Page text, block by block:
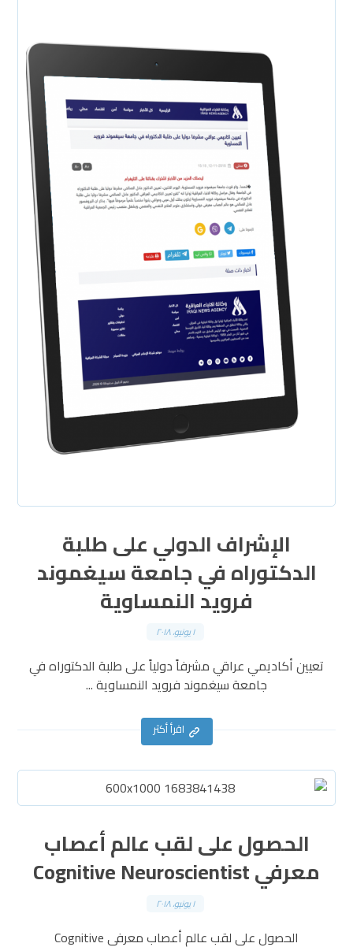
الإشراف الدولي على طلبة
الدكتوراه في جامعة سيغموند
فرويد النمساوية
١ يونيو، ٢٠١٨
تعيين أكاديمي عراقي مشرفاً دولياً على طلبة الدكتوراه في
جامعة سيغموند فرويد النمساوية ...
اقرأ أكثر
الحصول على لقب عالم أعصاب
معرفي Cognitive Neuroscientist
١ يونيو، ٢٠١٨
الحصول على لقب عالم أعصاب معرفي Cognitive